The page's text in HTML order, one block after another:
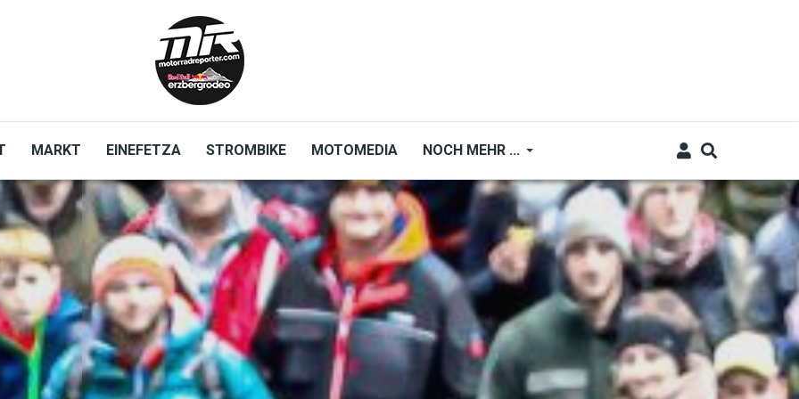
MARKT EINEFETZA STROMBIKE MOTOMEDIA NOCH MEHR ...